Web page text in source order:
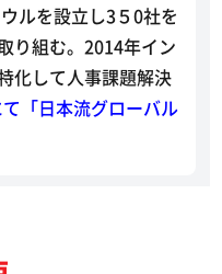
ルを設立し3５0社を
り組む。2014年イン
化して人事課題解決
「日本流グローバル